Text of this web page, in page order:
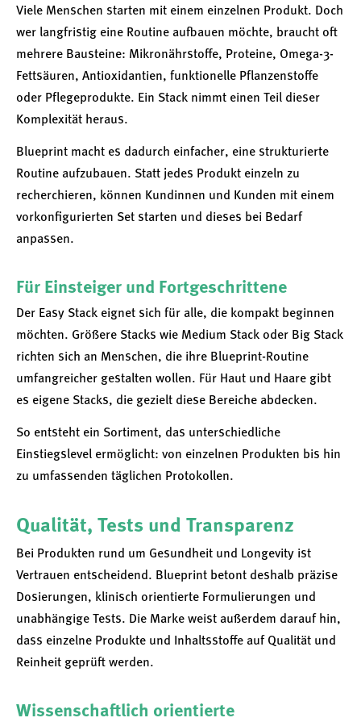
Viele Menschen starten mit einem einzelnen Produkt. Doch
wer langfristig eine Routine aufbauen möchte, braucht oft
mehrere Bausteine: Mikronährstoffe, Proteine, Omega-3-
Fettsäuren, Antioxidantien, funktionelle Pflanzenstoffe
oder Pflegeprodukte. Ein Stack nimmt einen Teil dieser
Komplexität heraus.
Blueprint macht es dadurch einfacher, eine strukturierte
Routine aufzubauen. Statt jedes Produkt einzeln zu
recherchieren, können Kundinnen und Kunden mit einem
vorkonfigurierten Set starten und dieses bei Bedarf
anpassen.
Für Einsteiger und Fortgeschrittene
Der Easy Stack eignet sich für alle, die kompakt beginnen
möchten. Größere Stacks wie Medium Stack oder Big Stack
richten sich an Menschen, die ihre Blueprint-Routine
umfangreicher gestalten wollen. Für Haut und Haare gibt
es eigene Stacks, die gezielt diese Bereiche abdecken.
So entsteht ein Sortiment, das unterschiedliche
Einstiegslevel ermöglicht: von einzelnen Produkten bis hin
zu umfassenden täglichen Protokollen.
Qualität, Tests und Transparenz
Bei Produkten rund um Gesundheit und Longevity ist
Vertrauen entscheidend. Blueprint betont deshalb präzise
Dosierungen, klinisch orientierte Formulierungen und
unabhängige Tests. Die Marke weist außerdem darauf hin,
dass einzelne Produkte und Inhaltsstoffe auf Qualität und
Reinheit geprüft werden.
Wissenschaftlich orientierte